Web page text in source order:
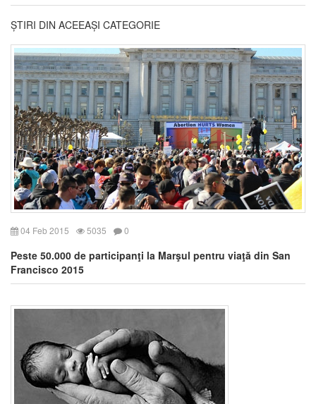
ȘTIRI DIN ACEEAȘI CATEGORIE
04 Feb 2015 5035 0
Peste 50.000 de participanţi la Marşul pentru viaţă din San
Francisco 2015